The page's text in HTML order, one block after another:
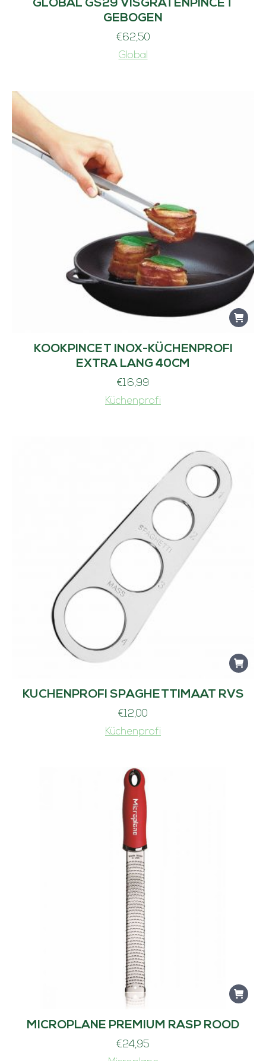
GLOBAL GS29 VISGRATENPINCET
GEBOGEN
€62,50
Global
KOOKPINCET INOX-KÜCHENPROFI
EXTRA LANG 40CM
€16,99
Küchenprofi
KUCHENPROFI SPAGHETTIMAAT RVS
€12,00
Küchenprofi
MICROPLANE PREMIUM RASP ROOD
€24,95